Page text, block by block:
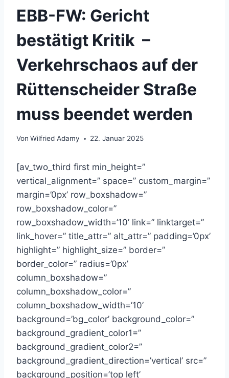
EBB-FW: Gericht
bestätigt Kritik –
Verkehrschaos auf der
Rüttenscheider Straße
muss beendet werden
Von Wilfried Adamy 22. Januar 2025
[av_two_third first min_height=”
vertical_alignment=” space=” custom_margin=”
margin=’0px’ row_boxshadow=”
row_boxshadow_color=”
row_boxshadow_width=’10’ link=” linktarget=”
link_hover=” title_attr=” alt_attr=” padding=’0px’
highlight=” highlight_size=” border=”
border_color=” radius=’0px’
column_boxshadow=”
column_boxshadow_color=”
column_boxshadow_width=’10’
background=’bg_color’ background_color=”
background_gradient_color1=”
background_gradient_color2=”
background_gradient_direction=’vertical’ src=”
background_position=’top left’